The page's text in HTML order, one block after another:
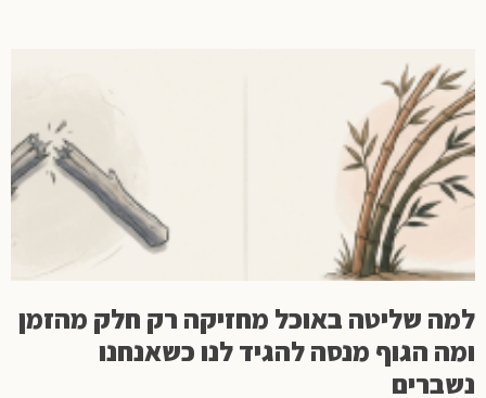
למה שליטה באוכל מחזיקה רק חלק מהזמן
ומה הגוף מנסה להגיד לנו כשאנחנו
נשברים